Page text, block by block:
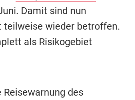
Damit sind nun
teilweise wieder betroffen.
als Risikogebiet
des